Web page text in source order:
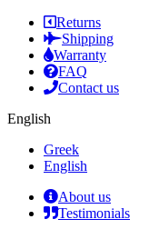
Returns
Shipping
Warranty
FAQ
Contact us
English
Greek
English
About us
Testimonials